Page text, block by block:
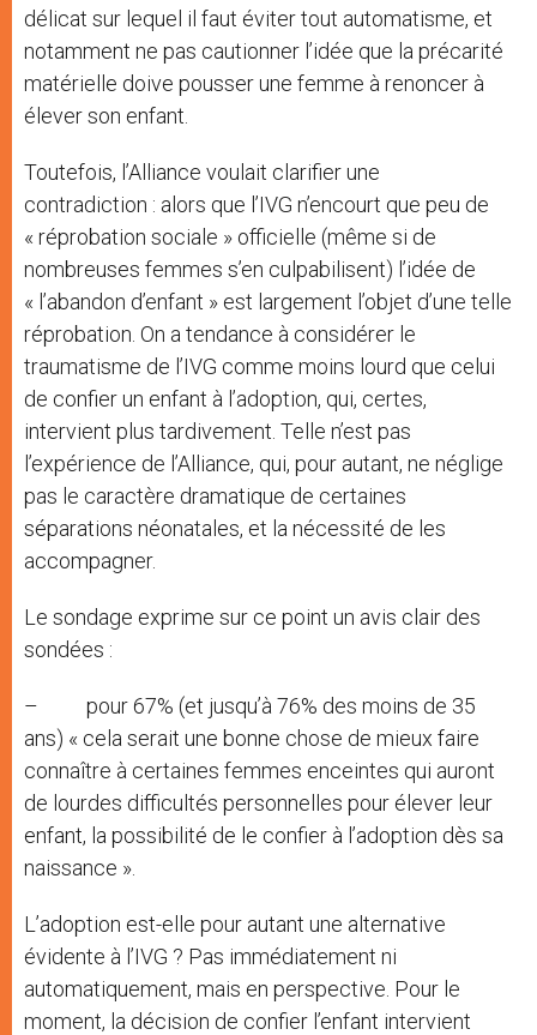
délicat sur lequel il faut éviter tout automatisme, et
notamment ne pas cautionner l’idée que la précarité
matérielle doive pousser une femme à renoncer à
élever son enfant.
Toutefois, l’Alliance voulait clarifier une
contradiction : alors que l’IVG n’encourt que peu de
« réprobation sociale » officielle (même si de
nombreuses femmes s’en culpabilisent) l’idée de
« l’abandon d’enfant » est largement l’objet d’une telle
réprobation. On a tendance à considérer le
traumatisme de l’IVG comme moins lourd que celui
de confier un enfant à l’adoption, qui, certes,
intervient plus tardivement. Telle n’est pas
l’expérience de l’Alliance, qui, pour autant, ne néglige
pas le caractère dramatique de certaines
séparations néonatales, et la nécessité de les
accompagner.
Le sondage exprime sur ce point un avis clair des
sondées :
– pour 67% (et jusqu’à 76% des moins de 35
ans) « cela serait une bonne chose de mieux faire
connaître à certaines femmes enceintes qui auront
de lourdes difficultés personnelles pour élever leur
enfant, la possibilité de le confier à l’adoption dès sa
naissance ».
L’adoption est-elle pour autant une alternative
évidente à l’IVG ? Pas immédiatement ni
automatiquement, mais en perspective. Pour le
moment, la décision de confier l’enfant intervient